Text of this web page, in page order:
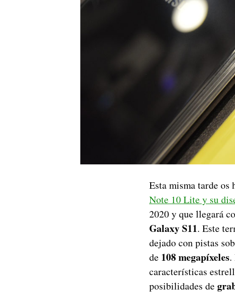
Esta misma tarde os
Note 10 Lite y su
2020 y que llegará
Galaxy S11. Este
dejado con pistas
de 108 megapíxeles.
características
posibilidades de